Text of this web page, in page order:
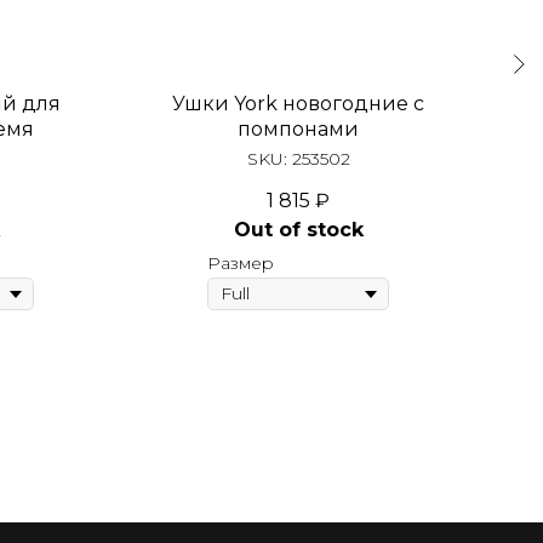
для
Ушки York новогодние с
помпонами
SKU: 253502
1 815 ₽
Out of stock
Размер